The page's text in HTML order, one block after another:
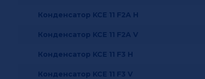
Конденсатор KCE 11 F2A H
Конденсатор KCE 11 F2A V
Конденсатор KCE 11 F3 H
Конденсатор KCE 11 F3 V